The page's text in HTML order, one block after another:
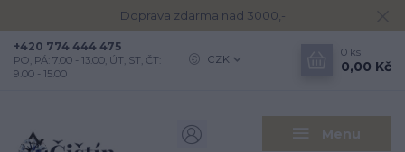
Doprava zdarma nad 3000,-
Menu
CZK
+420 774 444 475
PO, PÁ: 7.00 - 13.00, ÚT, ST, ČT:
9.00 - 15.00
0 ks
0,00 Kč